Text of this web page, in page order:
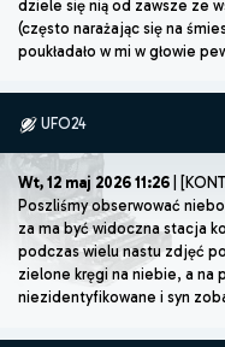
dziele się nią od zawsze ze
(często narażając się na
poukładało w mi w głowie
UFO24
Wt, 12 maj 2026 11:26 |
Poszliśmy obserwować
za ma być widoczna stacja
podczas wielu nastu zdjęć
zielone kręgi na niebie, a na
niezidentyfikowane i syn